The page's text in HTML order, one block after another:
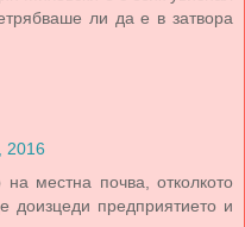
ли да е в затвора
2016
местна почва, отколкото
доизцеди предприятието и